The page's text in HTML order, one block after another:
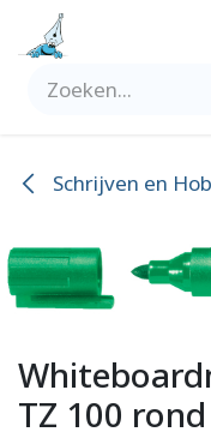
Overslaan naar inhoud
Schrijven en
TZ 100